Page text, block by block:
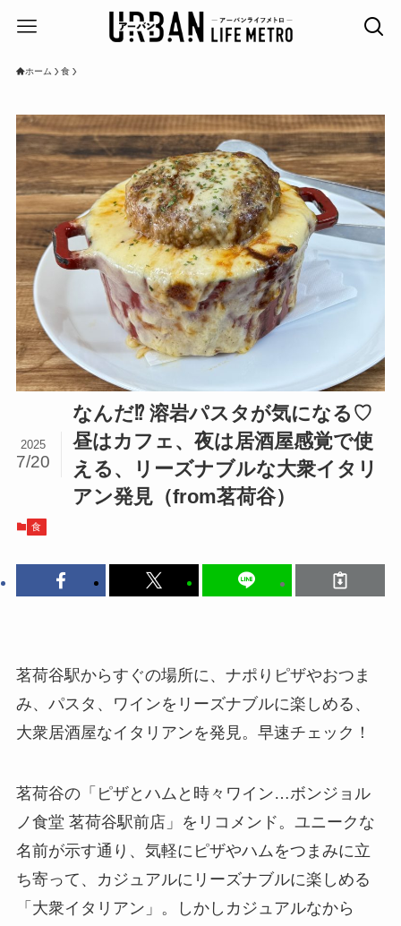
ホーム 食
なんだ⁉ 溶岩パスタが気になる♡
昼はカフェ、夜は居酒屋感覚で使
える、リーズナブルな大衆イタリ
アン発見（from茗荷谷）
2025
7/20
食
茗荷谷駅からすぐの場所に、ナポりピザやおつま
み、パスタ、ワインをリーズナブルに楽しめる、
大衆居酒屋なイタリアンを発見。早速チェック！
茗荷谷の「ピザとハムと時々ワイン…ボンジョル
ノ食堂 茗荷谷駅前店」をリコメンド。ユニークな
名前が示す通り、気軽にピザやハムをつまみに立
ち寄って、カジュアルにリーズナブルに楽しめる
「大衆イタリアン」。しかしカジュアルなから